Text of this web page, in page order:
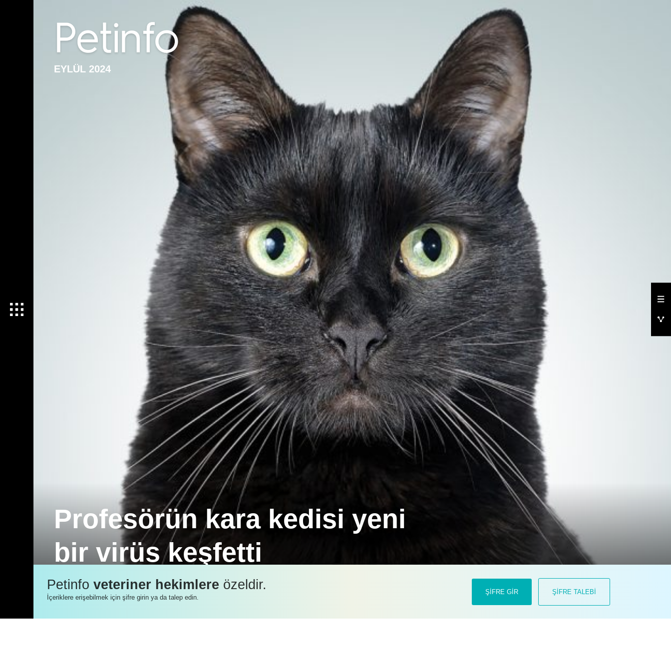
EYLÜL 2024
Profesörün kara kedisi yeni
bir virüs keşfetti
Amerika Birleşik Devletleri'ndeki Florida Üniversitesi'nden Araştırma Profesörü John Lednicky'nin kara kedisi Pepper
tesadüfen daha önce bilinmeyen bir virüs türü keşfetti.
Petinfoveteriner hekimlere özeldir.
İçeriklere erişebilmek için şifre girin ya da talep edin.
ŞİFRE GİR ŞİFRE TALEBİ